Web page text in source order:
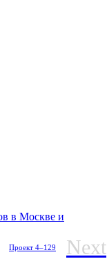
в Москве и
Проект 4–129 Next